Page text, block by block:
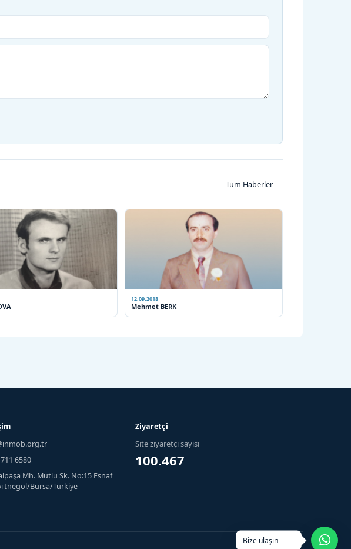
Tüm Haberler
12.09.2018
Mehmet BERK
6580
Mh. Mutlu Sk. No:15 Esnaf
İnegöl/Bursa/Türkiye
Ziyaretçi
Site ziyaretçi sayısı
100.467
Bize ulaşın